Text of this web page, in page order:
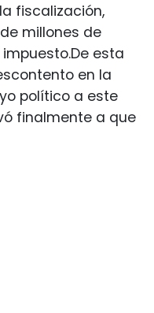
fiscalización,
millones de
esta
en la
político a este
finalmente a que